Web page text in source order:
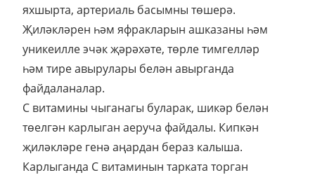
яхшырта, артериаль басымны төшерә.
Җиләкләрен һәм яфракларын ашказаны һәм
уникеилле эчәк җәрәхәте, төрле тимгелләр
һәм тире авырулары белән авырганда
файдаланалар.
С витамины чыганагы буларак, шикәр белән
төелгән карлыган аеруча файдалы. Кипкән
җиләкләре генә аңардан бераз калыша.
Карлыганда С витаминын тарката торган